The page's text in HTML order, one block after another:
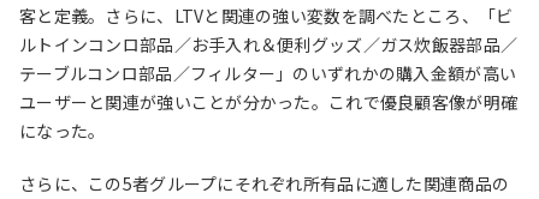
客と定義。さらに、LTVと関連の強い変数を調べたところ、「ビ
ルトインコンロ部品／お手入れ＆便利グッズ／ガス炊飯器部品／
テーブルコンロ部品／フィルター」のいずれかの購入金額が高い
ユーザーと関連が強いことが分かった。これで優良顧客像が明確
になった。
さらに、この5者グループにそれぞれ所有品に適した関連商品の